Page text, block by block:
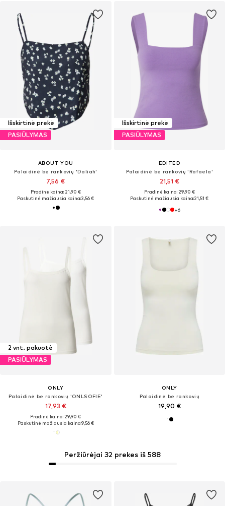
Išskirtinė prekė
PASIŪLYMAS
ABOUT YOU
Palaidinė be rankovių 'Daliah'
7,56 €
Pradinė kaina: 21,90 €
Paskutinė mažiausia kaina:3,56 €
Išskirtinė prekė
PASIŪLYMAS
EDITED
Palaidinė be rankovių 'Rafaela'
21,51 €
Pradinė kaina: 29,90 €
Paskutinė mažiausia kaina:21,51 €
+6
2 vnt. pakuotė
PASIŪLYMAS
ONLY
Palaidinė be rankovių 'ONLSOFIE'
17,93 €
Pradinė kaina: 29,90 €
Paskutinė mažiausia kaina:9,56 €
ONLY
Palaidinė be rankovių
19,90 €
Peržiūrėjai 32 prekes iš 588